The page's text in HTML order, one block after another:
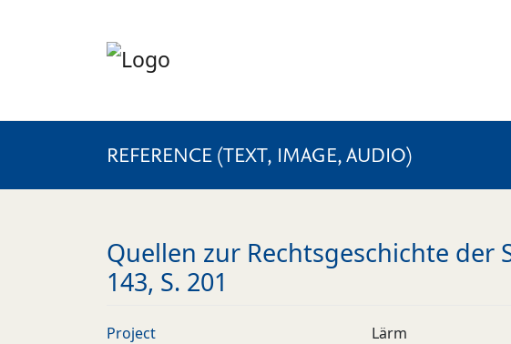
REFERENCE (TEXT, IMAGE, AUDIO)
Quellen zur Rechtsgeschichte der
143, S. 201
Project Lärm